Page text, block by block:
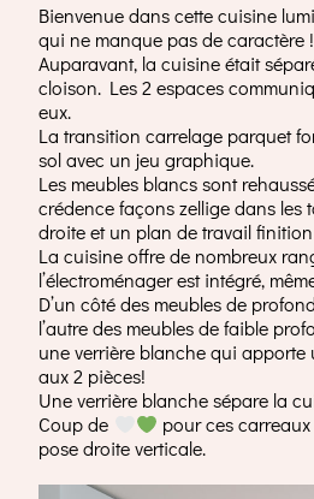
Bienvenue dans cette cuisine
qui ne manque pas de caractère !
Auparavant, la cuisine était
cloison. Les 2 espaces
eux.
La transition carrelage parquet
sol avec un jeu graphique.
Les meubles blancs sont
crédence façons zellige dans les
droite et un plan de travail
La cuisine offre de nombreux
l’électroménager est intégré,
D’un côté des meubles de
l’autre des meubles de faible
une verrière blanche qui apporte
aux 2 pièces!
Une verrière blanche sépare la
Coup de
pour ces
pose droite verticale.